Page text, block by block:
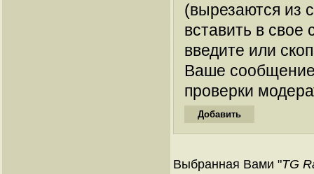
(вырезаются из
вставить в
введите или
Ваше
проверки
Выбранная Вами "TG